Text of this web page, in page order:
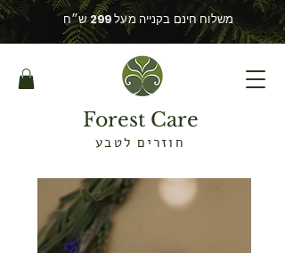
משלוח חינם בקנייה מעל 299 ש״ח
חוזרים לטבע